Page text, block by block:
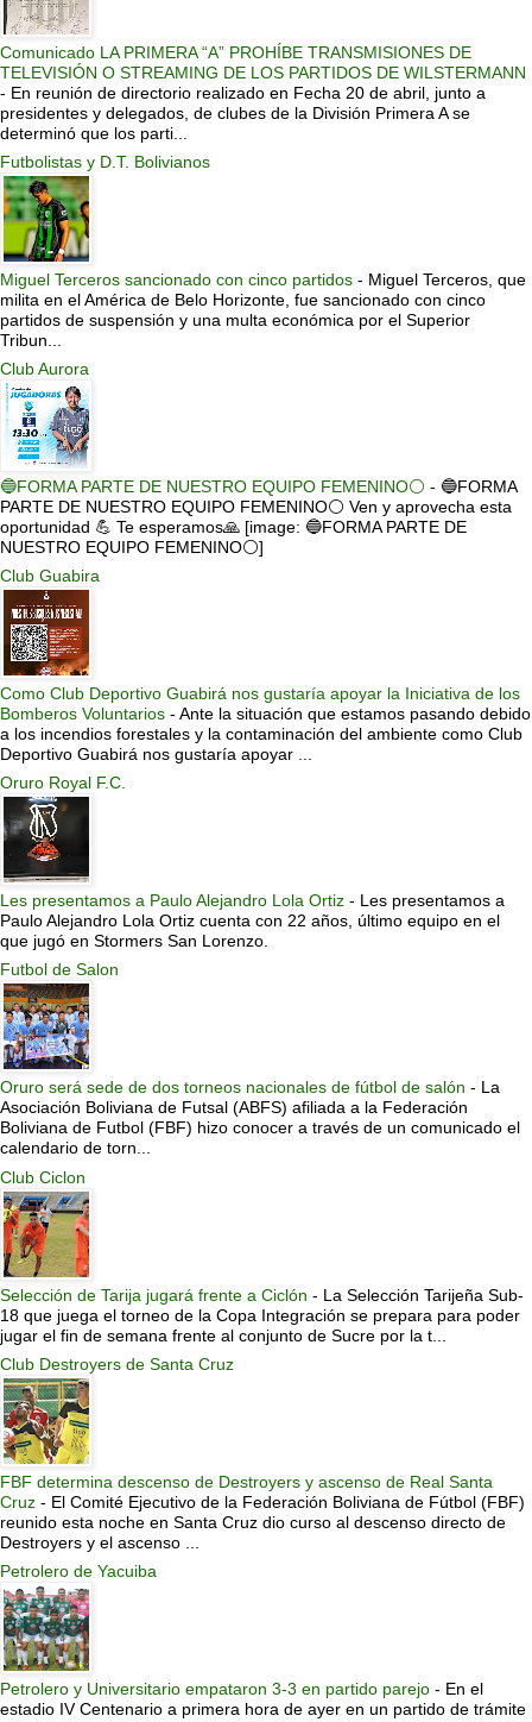
Comunicado LA PRIMERA “A” PROHÍBE TRANSMISIONES DE
TELEVISIÓN O STREAMING DE LOS PARTIDOS DE WILSTERMANN
- En reunión de directorio realizado en Fecha 20 de abril, junto a
presidentes y delegados, de clubes de la División Primera A se
determinó que los parti...
Futbolistas y D.T. Bolivianos
Miguel Terceros sancionado con cinco partidos - Miguel Terceros, que
milita en el América de Belo Horizonte, fue sancionado con cinco
partidos de suspensión y una multa económica por el Superior
Tribun...
Club Aurora
🔵FORMA PARTE DE NUESTRO EQUIPO FEMENINO⚪ - 🔵FORMA
PARTE DE NUESTRO EQUIPO FEMENINO⚪ Ven y aprovecha esta
oportunidad 💪 Te esperamos🙏 [image: 🔵FORMA PARTE DE
NUESTRO EQUIPO FEMENINO⚪]
Club Guabira
Como Club Deportivo Guabirá nos gustaría apoyar la Iniciativa de los
Bomberos Voluntarios - Ante la situación que estamos pasando debido
a los incendios forestales y la contaminación del ambiente como Club
Deportivo Guabirá nos gustaría apoyar ...
Oruro Royal F.C.
Les presentamos a Paulo Alejandro Lola Ortiz - Les presentamos a
Paulo Alejandro Lola Ortiz cuenta con 22 años, último equipo en el
que jugó en Stormers San Lorenzo.
Futbol de Salon
Oruro será sede de dos torneos nacionales de fútbol de salón - La
Asociación Boliviana de Futsal (ABFS) afiliada a la Federación
Boliviana de Futbol (FBF) hizo conocer a través de un comunicado el
calendario de torn...
Club Ciclon
Selección de Tarija jugará frente a Ciclón - La Selección Tarijeña Sub-
18 que juega el torneo de la Copa Integración se prepara para poder
jugar el fin de semana frente al conjunto de Sucre por la t...
Club Destroyers de Santa Cruz
FBF determina descenso de Destroyers y ascenso de Real Santa
Cruz - El Comité Ejecutivo de la Federación Boliviana de Fútbol (FBF)
reunido esta noche en Santa Cruz dio curso al descenso directo de
Destroyers y el ascenso ...
Petrolero de Yacuiba
Petrolero y Universitario empataron 3-3 en partido parejo - En el
estadio IV Centenario a primera hora de ayer en un partido de trámite